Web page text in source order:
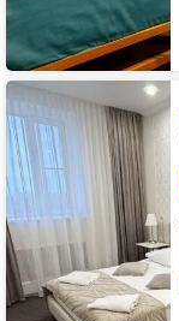
Отель
Шелестофф